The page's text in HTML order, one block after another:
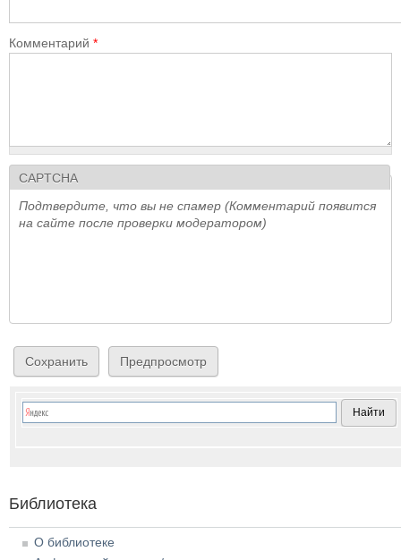
Комментарий *
CAPTCHA
Подтвердите, что вы не спамер (Комментарий появится
на сайте после проверки модератором)
Библиотека
О библиотеке